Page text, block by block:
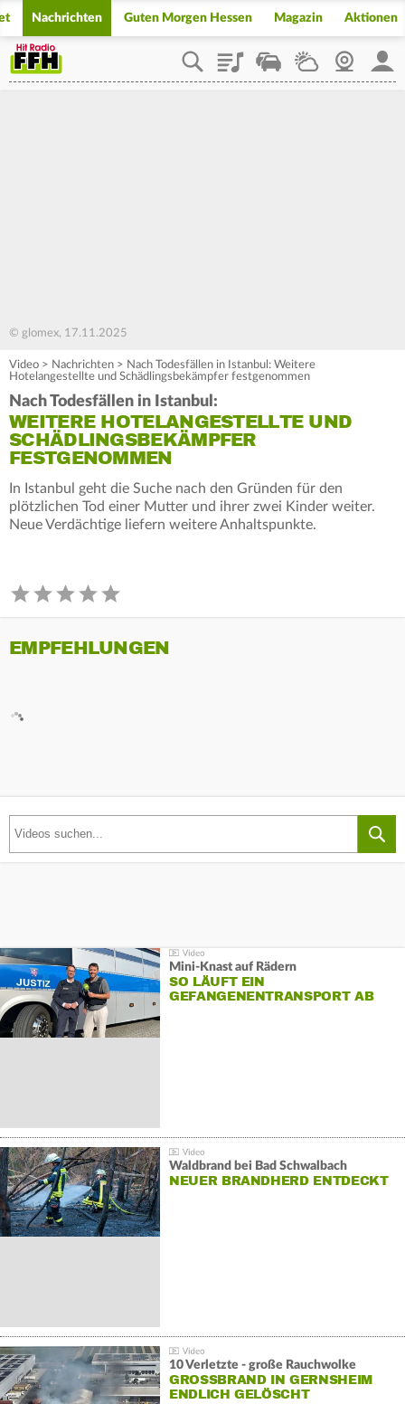
Nachrichten Guten Morgen Hessen Magazin Aktionen
PlaylistStaupilotWetterWebcam
© glomex, 17.11.2025
Video > Nachrichten > Nach Todesfällen in Istanbul: Weitere
Hotelangestellte und Schädlingsbekämpfer festgenommen
Nach Todesfällen in Istanbul:
WEITERE HOTELANGESTELLTE UND
SCHÄDLINGSBEKÄMPFER
FESTGENOMMEN
In Istanbul geht die Suche nach den Gründen für den
plötzlichen Tod einer Mutter und ihrer zwei Kinder weiter.
Neue Verdächtige liefern weitere Anhaltspunkte.
EMPFEHLUNGEN
Mini-Knast auf Rädern
SO LÄUFT EIN
GEFANGENENTRANSPORT AB
Waldbrand bei Bad Schwalbach
NEUER BRANDHERD ENTDECKT
10 Verletzte - große Rauchwolke
GROSSBRAND IN GERNSHEIM E
NDLICH GELÖSCHT